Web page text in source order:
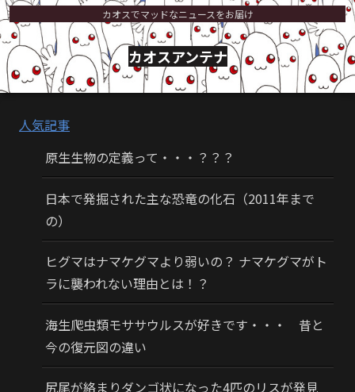
カオスでマッドなニュースをお届け
カオスアンテナ
人気記事
原生生物の定義って・・・？？？
日本で発掘された主な恐竜の化石（2011年まで
の）
ヒグマはナマケグマより弱いの？ ナマケグマがト
ラに襲われない理由とは！？
海生爬虫類モササウルスが好きです・・・ 昔と
今の復元図の違い
尻尾が絡まりダンゴ状になった4匹のリスが発見